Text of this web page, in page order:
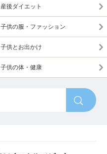
産後ダイエット
子供の服・ファッション
子供とお出かけ
子供の体・健康